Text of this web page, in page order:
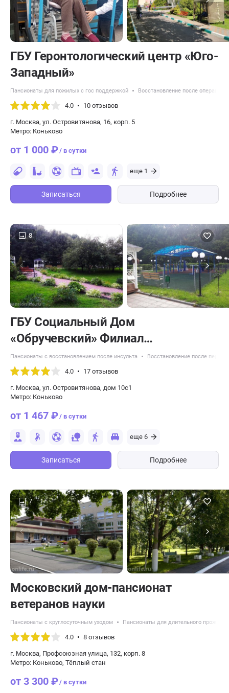
ГБУ Геронтологический центр «Юго-
Западный»
Пансионаты для пожилых с гос поддержкой Восстановление после операций
4.0 10 отзывов
г. Москва, ул. Островитянова, 16, корп. 5
Метро: Коньково
от 1 000 ₽/ в сутки
еще 1
Записаться Подробнее
8
ГБУ Социальный Дом
«Обручевский» Филиал
«Геронтологический центр
«Тропарёво»
Пансионаты с восстановлением после инсульта Восстановление после
4.0 17 отзывов
г. Москва, ул. Островитянова, дом 10с1
Метро: Коньково
от 1 467 ₽/ в сутки
еще 6
Записаться Подробнее
7
Московский дом-пансионат
ветеранов науки
Пансионаты с круглосуточным уходом Пансионаты для длительного
4.0 8 отзывов
г. Москва, Профсоюзная улица, 132, корп. 8
Метро: Коньково, Тёплый стан
от 3 300 ₽/ в сутки